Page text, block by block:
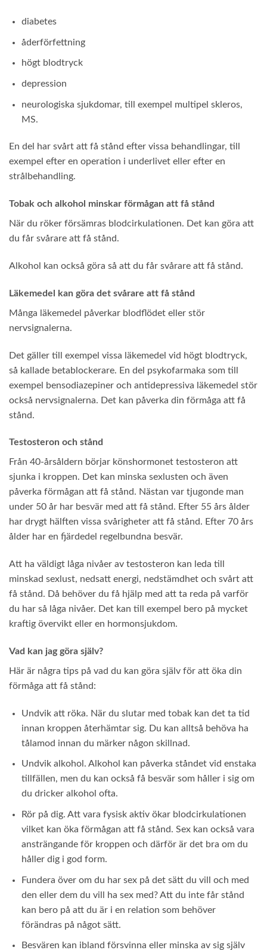
diabetes
åderförfettning
högt blodtryck
depression
neurologiska sjukdomar, till exempel multipel skleros,
MS.
En del har svårt att få stånd efter vissa behandlingar, till
exempel efter en operation i underlivet eller efter en
strålbehandling.
Tobak och alkohol minskar förmågan att få stånd
När du röker försämras blodcirkulationen. Det kan göra att
du får svårare att få stånd.
Alkohol kan också göra så att du får svårare att få stånd.
Läkemedel kan göra det svårare att få stånd
Många läkemedel påverkar blodflödet eller stör
nervsignalerna.
Det gäller till exempel vissa läkemedel vid högt blodtryck,
så kallade betablockerare. En del psykofarmaka som till
exempel bensodiazepiner och antidepressiva läkemedel stör
också nervsignalerna. Det kan påverka din förmåga att få
stånd.
Testosteron och stånd
Från 40-årsåldern börjar könshormonet testosteron att
sjunka i kroppen. Det kan minska sexlusten och även
påverka förmågan att få stånd. Nästan var tjugonde man
under 50 år har besvär med att få stånd. Efter 55 års ålder
har drygt hälften vissa svårigheter att få stånd. Efter 70 års
ålder har en fjärdedel regelbundna besvär.
Att ha väldigt låga nivåer av testosteron kan leda till
minskad sexlust, nedsatt energi, nedstämdhet och svårt att
få stånd. Då behöver du få hjälp med att ta reda på varför
du har så låga nivåer. Det kan till exempel bero på mycket
kraftig övervikt eller en hormonsjukdom.
Vad kan jag göra själv?
Här är några tips på vad du kan göra själv för att öka din
förmåga att få stånd:
Undvik att röka. När du slutar med tobak kan det ta tid
innan kroppen återhämtar sig. Du kan alltså behöva ha
tålamod innan du märker någon skillnad.
Undvik alkohol. Alkohol kan påverka ståndet vid enstaka
tillfällen, men du kan också få besvär som håller i sig om
du dricker alkohol ofta.
Rör på dig. Att vara fysisk aktiv ökar blodcirkulationen
vilket kan öka förmågan att få stånd. Sex kan också vara
ansträngande för kroppen och därför är det bra om du
håller dig i god form.
Fundera över om du har sex på det sätt du vill och med
den eller dem du vill ha sex med? Att du inte får stånd
kan bero på att du är i en relation som behöver
förändras på något sätt.
Besvären kan ibland försvinna eller minska av sig själv